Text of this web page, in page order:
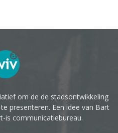
om de de stadsontwikkeling
presenteren. Een idee van Bart
is communicatiebureau.